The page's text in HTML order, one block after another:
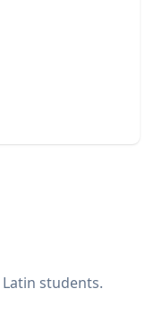
students.